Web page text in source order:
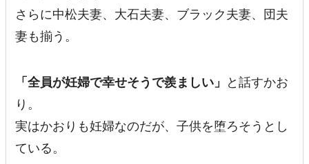
さらに中松夫妻、大石夫妻、ブラック夫妻、団夫
妻も揃う。
「全員が妊婦で幸せそうで羨ましい」
と話すかお
り。
実はかおりも妊婦なのだが、子供を堕ろそうとし
ている。